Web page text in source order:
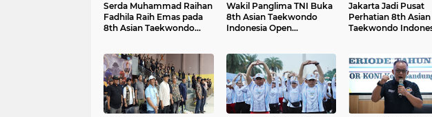
Serda Muhammad Raihan
Fadhila Raih Emas pada
8th Asian Taekwondo
Wakil Panglima TNI Buka
8th Asian Taekwondo
Indonesia Open
Jakarta Jadi Pusat
Perhatian 8th Asian
Taekwondo